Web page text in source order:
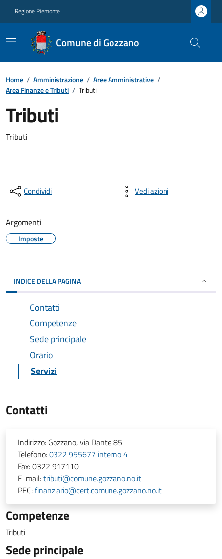
Regione Piemonte
Comune di Gozzano
Home / Amministrazione / Aree Amministrative /
Area Finanze e Tributi / Tributi
Tributi
Tributi
Condividi Vedi azioni
Argomenti
Imposte
INDICE DELLA PAGINA
Contatti
Competenze
Sede principale
Orario
Servizi
Contatti
Indirizzo: Gozzano, via Dante 85
Telefono:0322 955677 interno 4
Fax:0322 917110
E-mail:tributi@comune.gozzano.no.it
PEC:finanziario@cert.comune.gozzano.no.it
Competenze
Tributi
Sede principale